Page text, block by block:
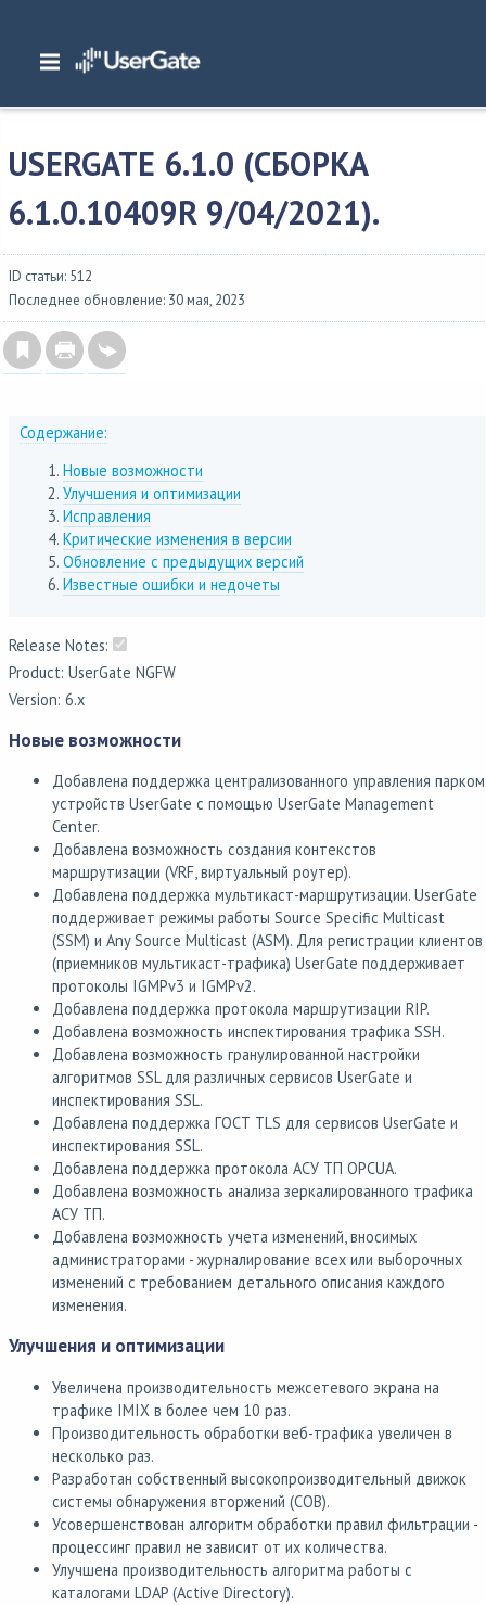
Главная/ Описание версий/UserGate 6.x
6.1.0 (сборка 6.1.0.10409R 9/04/2021).
USERGATE 6.1.0 (СБОРКА
6.1.0.10409R 9/04/2021).
ID статьи: 512
Последнее обновление: 30 мая, 2023
Содержание:
Новые возможности
Улучшения и оптимизации
Исправления
Критические изменения в версии
Обновление с предыдущих версий
Известные ошибки и недочеты
Release Notes:
Product: UserGate NGFW
Version: 6.x
Новые возможности
Добавлена поддержка централизованного управления парком
устройств UserGate с помощью UserGate Management
Center.
Добавлена возможность создания контекстов
маршрутизации (VRF, виртуальный роутер).
Добавлена поддержка мультикаст-маршрутизации. UserGate
поддерживает режимы работы Source Specific Multicast
(SSM) и Any Source Multicast (ASM). Для регистрации клиентов
(приемников мультикаст-трафика) UserGate поддерживает
протоколы IGMPv3 и IGMPv2.
Добавлена поддержка протокола маршрутизации RIP.
Добавлена возможность инспектирования трафика SSH.
Добавлена возможность гранулированной настройки
алгоритмов SSL для различных сервисов UserGate и
инспектирования SSL.
Добавлена поддержка ГОСТ TLS для сервисов UserGate и
инспектирования SSL.
Добавлена поддержка протокола АСУ ТП OPCUA.
Добавлена возможность анализа зеркалированного трафика
АСУ ТП.
Добавлена возможность учета изменений, вносимых
администраторами - журналирование всех или выборочных
изменений с требованием детального описания каждого
изменения.
Улучшения и оптимизации
Увеличена производительность межсетевого экрана на
трафике IMIX в более чем 10 раз.
Производительность обработки веб-трафика увеличен в
несколько раз.
Разработан собственный высокопроизводительный движок
системы обнаружения вторжений (СОВ).
Усовершенствован алгоритм обработки правил фильтрации -
процессинг правил не зависит от их количества.
Улучшена производительность алгоритма работы с
каталогами LDAP (Active Directory).